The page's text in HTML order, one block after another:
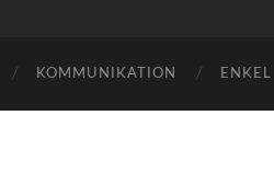
KOMMUNIKATION ENKEL